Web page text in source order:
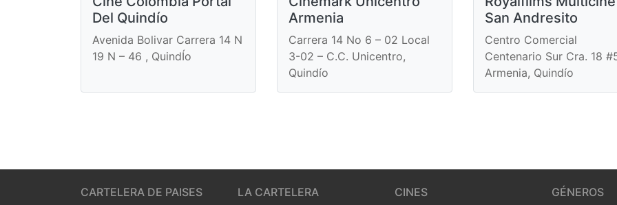
Del Quindío
Avenida Bolivar Carrera 14 N
19 N – 46 , QuindÍo
Armenia
Carrera 14 No 6 – 02 Local
3-02 – C.C. Unicentro,
Quindío
San Andresito
Centro Comercial
Centenario Sur Cra. 18
Armenia, Quindío
CARTELERA DE PAISES LA CARTELERA CINES GÉNEROS